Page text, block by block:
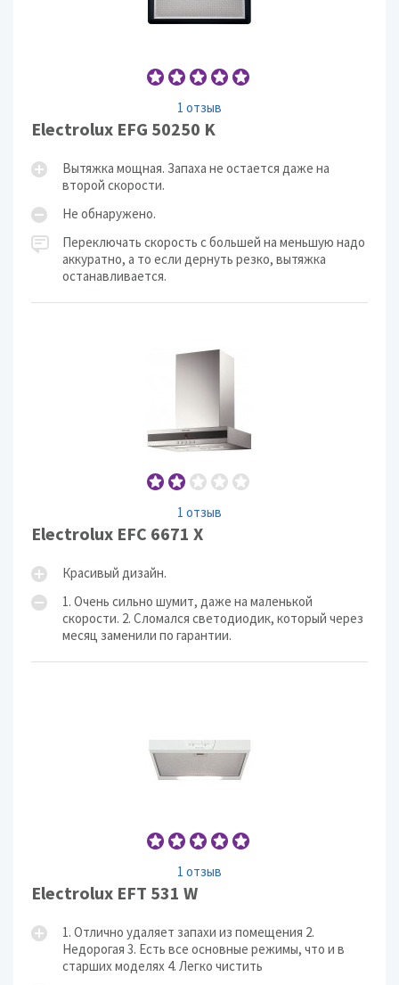
1 отзыв
Electrolux EFG 50250 K
Вытяжка мощная. Запаха не остается даже на
второй скорости.
Не обнаружено.
Переключать скорость с большей на меньшую надо
аккуратно, а то если дернуть резко, вытяжка
останавливается.
1 отзыв
Electrolux EFC 6671 X
Красивый дизайн.
1. Очень сильно шумит, даже на маленькой
скорости. 2. Сломался светодиодик, который через
месяц заменили по гарантии.
1 отзыв
Electrolux EFT 531 W
1. Отлично удаляет запахи из помещения 2.
Недорогая 3. Есть все основные режимы, что и в
старших моделях 4. Легко чистить